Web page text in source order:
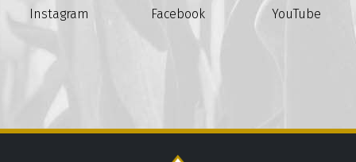
Instagram Facebook YouTube